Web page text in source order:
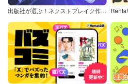
出版社が選ぶ！ネクストブレイク作品特集